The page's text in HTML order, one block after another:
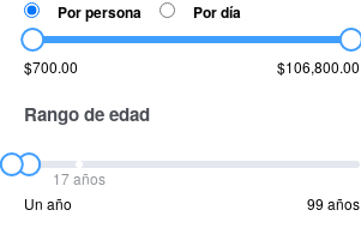
Por persona Por día
$700.00 $106,800.00
Rango de edad
17 años
Un año
99 años